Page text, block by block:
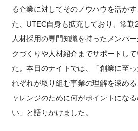
る企業に対してそのノウハウを活か
た、UTEC自身も拡充しており、常勤
人材採用の専門知識を持ったメンバ
クづくりや人材紹介までサポートし
た。本日のナイトでは、「創業に至
れぞれが取り組む事業の理解を深め
ャレンジのために何がポイントにな
い」と語りかけました。